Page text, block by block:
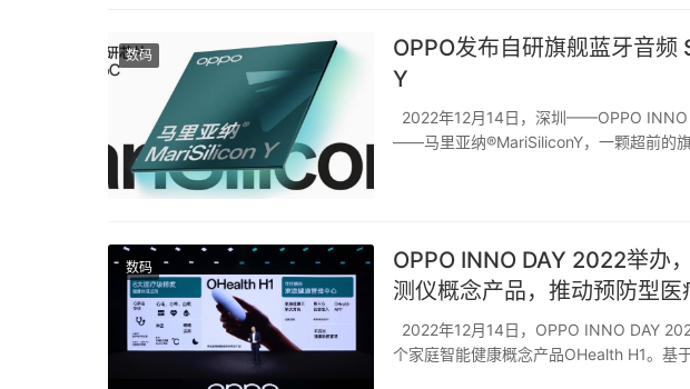
数码
OPPO发布自研旗舰蓝牙音
Y
2022年12月14日，深圳——OPPO INNO
——马里亚纳®️MariSiliconY，一颗超前的
数码
OPPO INNO DAY 2022举办
测仪概念产品，推动预防型医
2022年12月14日，OPPO INNO DAY
个家庭智能健康概念产品OHealth H1。基